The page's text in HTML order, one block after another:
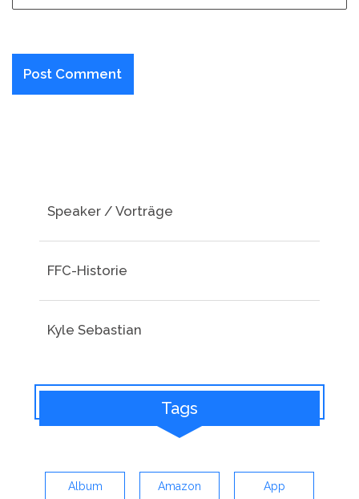
Speaker / Vorträge
FFC-Historie
Kyle Sebastian
Tags
Album Amazon App